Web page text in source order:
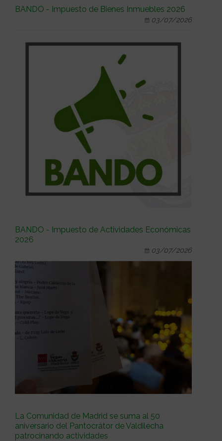
BANDO - Impuesto de Bienes Inmuebles 2026
03/07/2026
BANDO - Impuesto de Actividades Económicas
2026
03/07/2026
La Comunidad de Madrid se suma al 50
aniversario del Pantocrátor de Valdilecha
patrocinando actividades